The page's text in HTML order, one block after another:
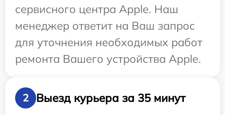
сервисного центра Apple. Наш
менеджер ответит на Ваш запрос
для уточнения необходимых работ
ремонта Вашего устройства Apple.
2
Выезд курьера за 35 минут